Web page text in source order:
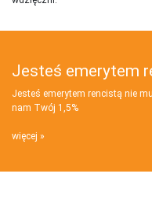
Jesteś emerytem
Jesteś emerytem rencistą nie
nam Twój 1,5%
więcej